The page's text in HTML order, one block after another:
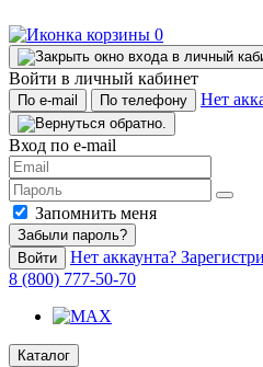
0
Войти в личный кабинет
По e-mail По телефону Нет
Вход по e-mail
Запомнить меня
Забыли пароль?
Войти
Нет аккаунта?
8 (800) 777-50-70
Каталог